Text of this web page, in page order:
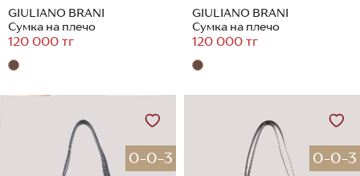
GIULIANO BRANI
Сумка на плечо
120 000 тг
GIULIANO BRANI
Сумка на плечо
120 000 тг
0-0-3 0-0-3